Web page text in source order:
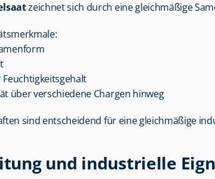
zeichnet sich durch eine gleichmäßige
über verschiedene Chargen hinweg
sind entscheidend für eine gleichmäßige
und industrielle